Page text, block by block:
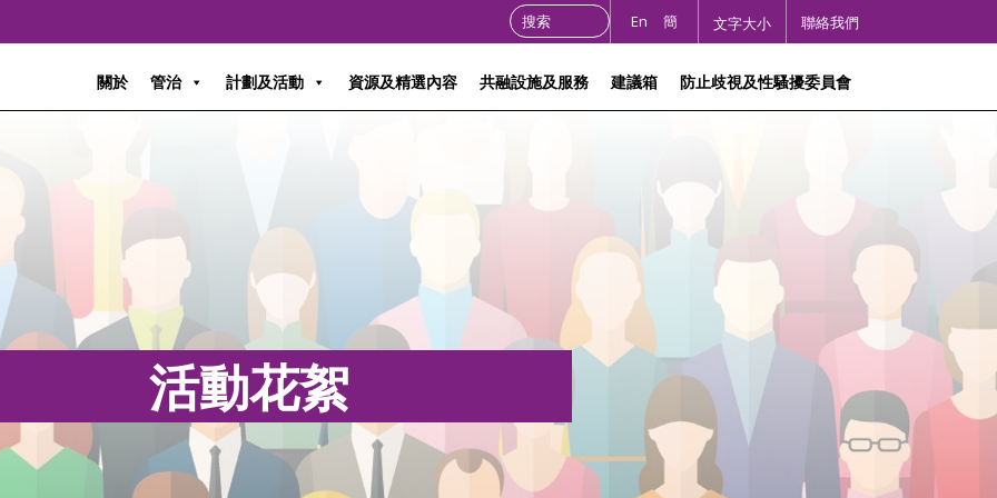
Search the site: En 簡 文字大小 聯絡我們
關於 管治 計劃及活動 資源及精選內容 共融設施及服務 建議箱 防止歧視及性騷擾委員會
活動花絮